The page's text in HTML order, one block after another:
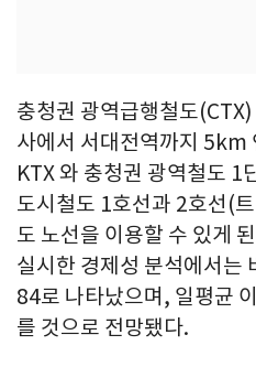
충청권 광역급행철도
사에서 서대전역까지 5km
KTX 와 충청권 광역철도 1
도시철도 1호선과 2호선(
도 노선을 이용할 수 있게
실시한 경제성 분석에서는
84로 나타났으며, 일평균
를 것으로 전망됐다.